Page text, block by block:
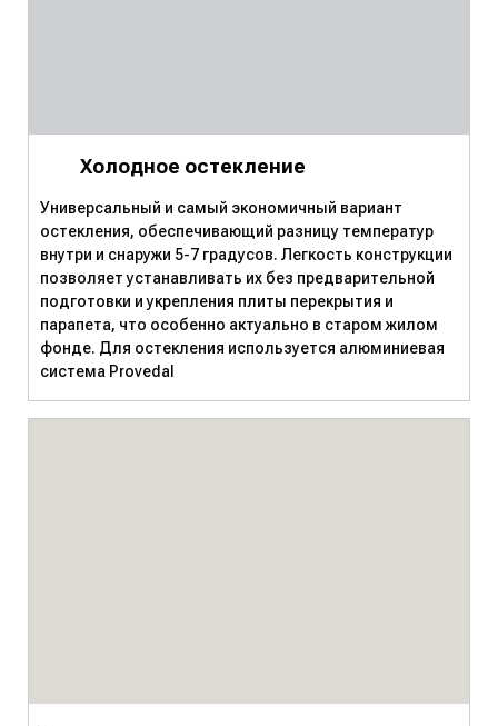
Холодное остекление
Универсальный и самый экономичный вариант
остекления, обеспечивающий разницу температур
внутри и снаружи 5-7 градусов. Легкость конструкции
позволяет устанавливать их без предварительной
подготовки и укрепления плиты перекрытия и
парапета, что особенно актуально в старом жилом
фонде. Для остекления используется алюминиевая
система Provedal